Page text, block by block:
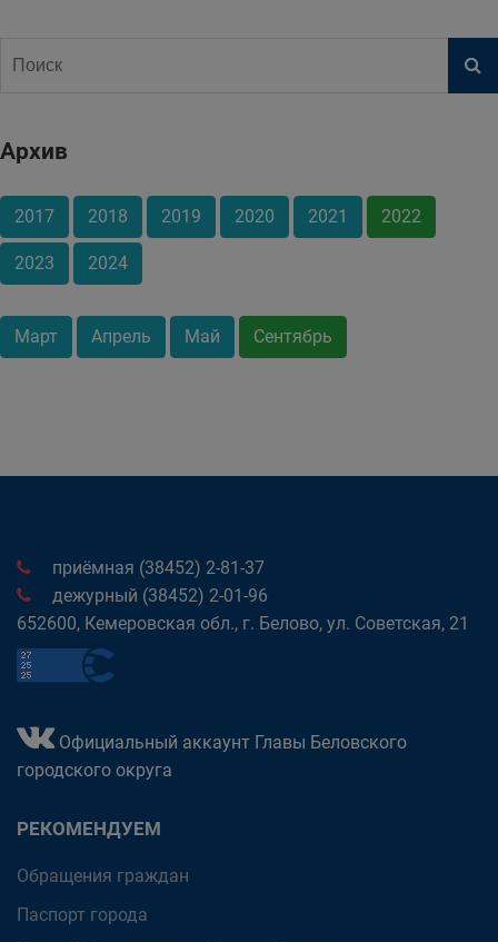
Архив
2017 2018 2019 2020 2021 2022
2023 2024
Март Апрель Май Сентябрь
приёмная (38452) 2-81-37
дежурный (38452) 2-01-96
652600, Кемеровская обл., г. Белово, ул. Советская, 21
Официальный аккаунт Главы Беловского
городского округа
РЕКОМЕНДУЕМ
Обращения граждан
Паспорт города